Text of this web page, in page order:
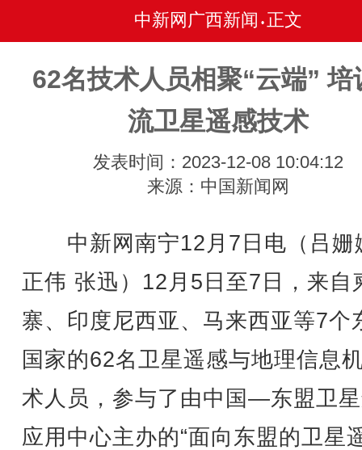
中新网广西新闻 • 正文
62名技术人员相聚“云端” 培
流卫星遥感技术
发表时间：2023-12-08 10:04:12
来源：中国新闻网
中新网南宁12月7日电（吕姗
正伟 张迅）12月5日至7日，来自
寨、印度尼西亚、马来西亚等7个
国家的62名卫星遥感与地理信息
术人员，参与了由中国—东盟卫
应用中心主办的“面向东盟的卫星